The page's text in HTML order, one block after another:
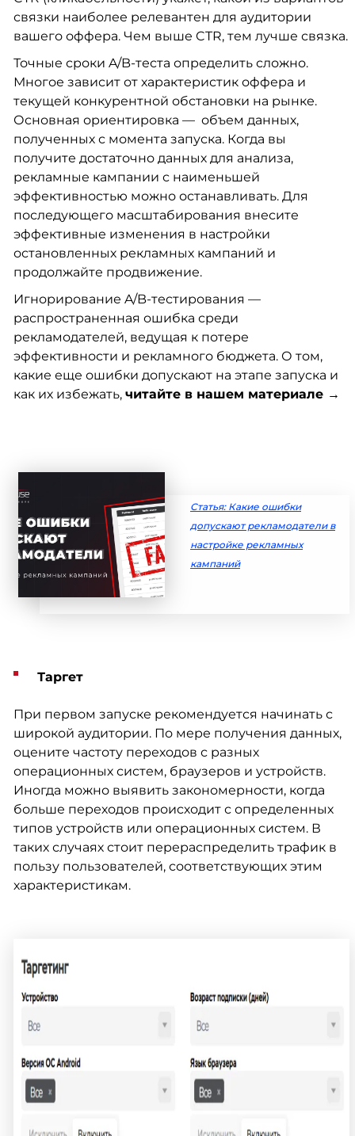
связки наиболее релевантен для аудитории
вашего оффера. Чем выше CTR, тем лучше связка.
Точные сроки A/B-теста определить сложно.
Многое зависит от характеристик оффера и
текущей конкурентной обстановки на рынке.
Основная ориентировка — объем данных,
полученных с момента запуска. Когда вы
получите достаточно данных для анализа,
рекламные кампании с наименьшей
эффективностью можно останавливать. Для
последующего масштабирования внесите
эффективные изменения в настройки
остановленных рекламных кампаний и
продолжайте продвижение.
Игнорирование A/B-тестирования —
распространенная ошибка среди
рекламодателей, ведущая к потере
эффективности и рекламного бюджета. О том,
какие еще ошибки допускают на этапе запуска и
как их избежать, читайте в нашем материале →
Статья: Какие ошибки
допускают рекламодатели в
настройке рекламных
кампаний
Таргет
При первом запуске рекомендуется начинать с
широкой аудитории. По мере получения данных,
оцените частоту переходов с разных
операционных систем, браузеров и устройств.
Иногда можно выявить закономерности, когда
больше переходов происходит с определенных
типов устройств или операционных систем. В
таких случаях стоит перераспределить трафик в
пользу пользователей, соответствующих этим
характеристикам.